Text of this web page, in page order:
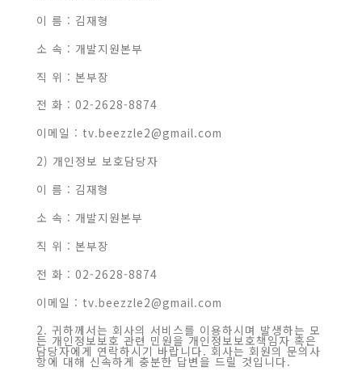
이 름 : 김재형
소 속 : 개발지원본부
직 위 : 본부장
전 화 : 02-2628-8874
이메일 : tv.beezzle2@gmail.com
2) 개인정보 보호담당자
이 름 : 김재형
소 속 : 개발지원본부
직 위 : 본부장
전 화 : 02-2628-8874
이메일 : tv.beezzle2@gmail.com
2. 귀하께서는 회사의 서비스를 이용하시며 발생하는 모
든 개인정보보호 관련 민원을 개인정보보호책임자 혹은
담당자에게 연락하시기 바랍니다. 회사는 회원의 문의사
항에 대해 신속하게 충분한 답변을 드릴 것입니다.